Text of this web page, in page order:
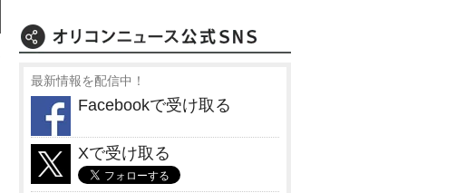
最新情報を配信中！
Facebookで受け取る
Xで受け取る